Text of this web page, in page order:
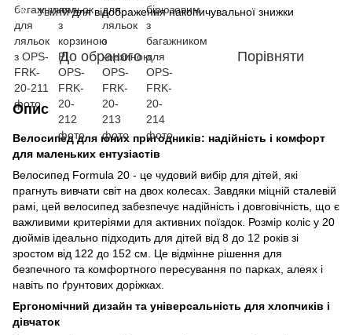
% Увійтидля відображення накопичувальної знижки
До обраного Порівняти
Опис
Велосипед для юних пригодників: надійність і комфорт
для маленьких ентузіастів
Велосипед Formula 20 - це чудовий вибір для дітей, які
прагнуть вивчати світ на двох колесах. Завдяки міцній сталевій
рамі, цей велосипед забезпечує надійність і довговічність, що є
важливими критеріями для активних поїздок. Розмір коліс у 20
дюймів ідеально підходить для дітей від 8 до 12 років зі
зростом від 122 до 152 см. Це відмінне рішення для
безпечного та комфортного пересування по парках, алеях і
навіть по ґрунтових доріжках.
Ергономічний дизайн та універсальність для хлопчиків і
дівчаток